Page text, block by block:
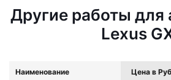
Другие работы для
Lexus
Наименование Цена в